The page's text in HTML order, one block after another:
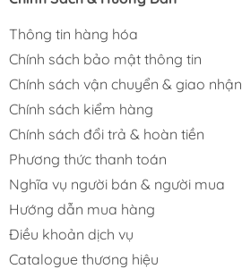
Thông tin hàng hóa
Chính sách bảo mật thông tin
Chính sách vận chuyển & giao nhận
Chính sách kiểm hàng
Chính sách đổi trả & hoàn tiền
Phương thức thanh toán
Nghĩa vụ người bán & người mua
Hướng dẫn mua hàng
Điều khoản dịch vụ
Catalogue thương hiệu